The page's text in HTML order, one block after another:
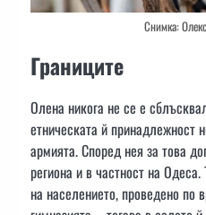
Снимка:
Границите
Олена никога не се е
етническата й принадлежност
армията. Според нея за това
региона и в частност на
на населението, проведено по